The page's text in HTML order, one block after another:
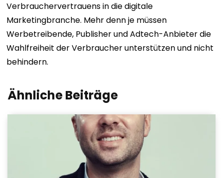
Verbrauchervertrauens in die digitale
Marketingbranche. Mehr denn je müssen
Werbetreibende, Publisher und Adtech-Anbieter die
Wahlfreiheit der Verbraucher unterstützen und nicht
behindern.
Ähnliche Beiträge